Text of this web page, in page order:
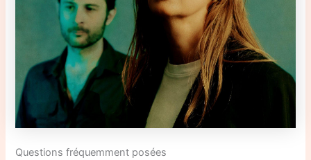
Questions fréquemment posées